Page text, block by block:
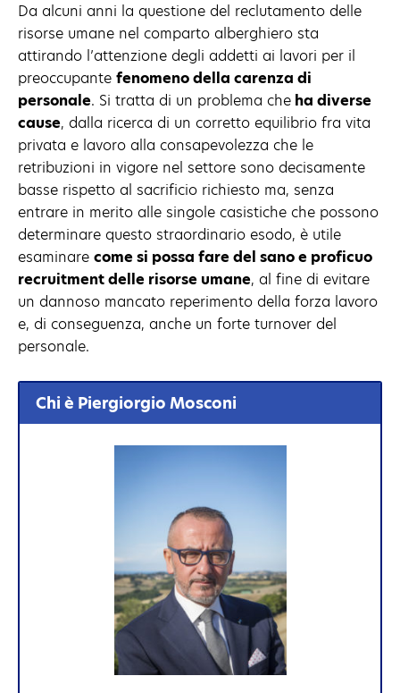
Da alcuni anni la questione del reclutamento delle
risorse umane nel comparto alberghiero sta
attirando l’attenzione degli addetti ai lavori per il
preoccupante fenomeno della carenza di
personale. Si tratta di un problema che ha diverse
cause, dalla ricerca di un corretto equilibrio fra vita
privata e lavoro alla consapevolezza che le
retribuzioni in vigore nel settore sono decisamente
basse rispetto al sacrificio richiesto ma, senza
entrare in merito alle singole casistiche che possono
determinare questo straordinario esodo, è utile
esaminare come si possa fare del sano e proficuo
recruitment delle risorse umane, al fine di evitare
un dannoso mancato reperimento della forza lavoro
e, di conseguenza, anche un forte turnover del
personale.
Chi è Piergiorgio Mosconi